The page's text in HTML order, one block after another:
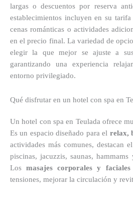
largas o descuentos por reserva
establecimientos incluyen en su tarifa
cenas románticas o actividades
en el precio final. La variedad de
elegir la que mejor se ajuste a
garantizando una experiencia
entorno privilegiado.
Qué disfrutar en un hotel con spa en
Un hotel con spa en Teulada ofrece
Es un espacio diseñado para el relax,
actividades más comunes, destacan el
piscinas, jacuzzis, saunas,
Losmasajes corporales y faciales
tensiones, mejorar la circulación y